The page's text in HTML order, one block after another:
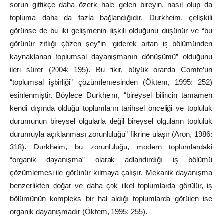
sorun gittikçe daha özerk hale gelen bireyin, nasıl olup da
topluma daha da fazla bağlandığıdır. Durkheim, çelişkili
görünse de bu iki gelişmenin ilişkili olduğunu düşünür ve “bu
görünür zıtlığı çözen şey”in “giderek artan iş bölümünden
kaynaklanan toplumsal dayanışmanın dönüşümü” olduğunu
ileri sürer (2004: 195). Bu fikir, büyük oranda Comte’un
“toplumsal işbirliği” çözümlemesinden (Öktem, 1995: 252)
esinlenmiştir. Böylece Durkheim, “bireysel bilincin tamamen
kendi dışında olduğu toplumların tarihsel önceliği ve topluluk
durumunun bireysel olgularla değil bireysel olguların topluluk
durumuyla açıklanması zorunluluğu” fikrine ulaşır (Aron, 1986:
318). Durkheim, bu zorunluluğu, modern toplumlardaki
“organik dayanışma” olarak adlandırdığı iş bölümü
çözümlemesi ile görünür kılmaya çalışır. Mekanik dayanışma
benzerlikten doğar ve daha çok ilkel toplumlarda görülür, iş
bölümünün kompleks bir hal aldığı toplumlarda görülen ise
organik dayanışmadır (Öktem, 1995: 255).